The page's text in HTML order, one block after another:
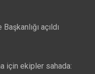
açıldı
için ekipler sahada: